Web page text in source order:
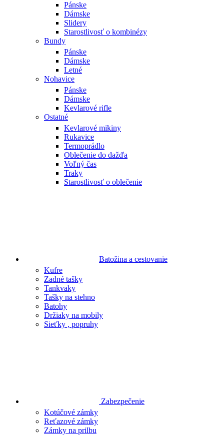
Pánske
Dámske
Slidery
Starostlivosť o kombinézy
Bundy
Pánske
Dámske
Letné
Nohavice
Pánske
Dámske
Kevlarové rifle
Ostatné
Kevlarové mikiny
Rukavice
Termoprádlo
Oblečenie do dažďa
Voľný čas
Traky
Starostlivosť o oblečenie
Batožina a cestovanie
Kufre
Zadné tašky
Tankvaky
Tašky na stehno
Batohy
Držiaky na mobily
Sieťky , popruhy
Zabezpečenie
Kotúčové zámky
Reťazové zámky
Zámky na prilbu